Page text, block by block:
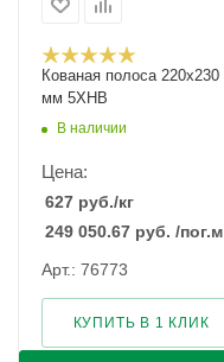
Кованая полоса 220x230
мм 5ХНВ
В наличии
Цена:
627 руб./кг
249 050.67 руб. /пог.м
Арт.: 76773
КУПИТЬ В 1 КЛИК